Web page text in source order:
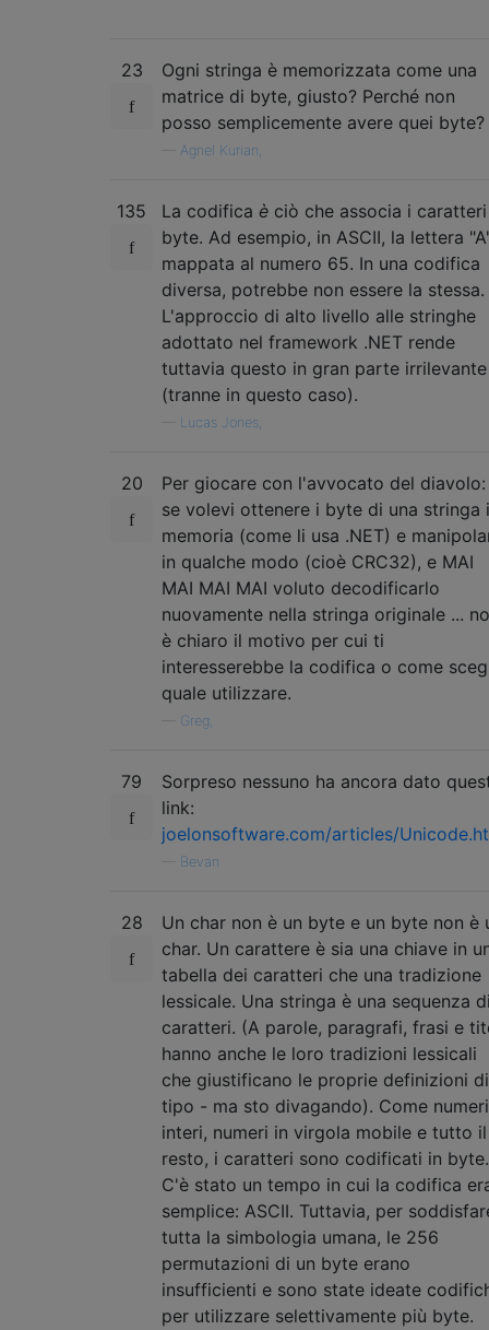
23
Ogni stringa è memorizzata come una
matrice di byte, giusto? Perché non
posso semplicemente avere quei byte?
Agnel Kurian,
135 La codifica è ciò che associa i
byte. Ad esempio, in ASCII, la lettera
mappata al numero 65. In una codifica
diversa, potrebbe non essere la stessa.
L'approccio di alto livello alle stringhe
adottato nel framework .NET rende
tuttavia questo in gran parte irrilevante
(tranne in questo caso).
Lucas Jones,
20
Per giocare con l'avvocato del diavolo:
se volevi ottenere i byte di una stringa
memoria (come li usa .NET) e
in qualche modo (cioè CRC32), e MAI
MAI MAI MAI voluto decodificarlo
nuovamente nella stringa originale ...
è chiaro il motivo per cui ti
interesserebbe la codifica o come
quale utilizzare.
Greg,
79
Sorpreso nessuno ha ancora dato
link:
joelonsoftware.com/articles/
Bevan
28
Un char non è un byte e un byte non è
char. Un carattere è sia una chiave in
tabella dei caratteri che una tradizione
lessicale. Una stringa è una sequenza
caratteri. (A parole, paragrafi, frasi e
hanno anche le loro tradizioni lessicali
che giustificano le proprie definizioni di
tipo - ma sto divagando). Come numeri
interi, numeri in virgola mobile e tutto il
resto, i caratteri sono codificati in byte.
C'è stato un tempo in cui la codifica
semplice: ASCII. Tuttavia, per
tutta la simbologia umana, le 256
permutazioni di un byte erano
insufficienti e sono state ideate
per utilizzare selettivamente più byte.